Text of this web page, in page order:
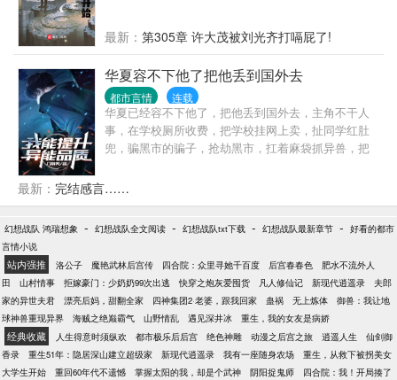
的朋友请绕行。谢谢。
最新： 第305章 许大茂被刘光齐打嗝屁了!
华夏容不下他了把他丢到国外去
都市言情 连载
华夏已经容不下他了，把他丢到国外去，主角不干人
事，在学校厕所收费，把学校挂网上卖，扯同学红肚
兜，骗黑市的骗子，抢劫黑市，扛着麻袋抓异兽，把
最新： 完结感言……
幻想战队 鸿瑞想象 - 幻想战队全文阅读 - 幻想战队txt下载 - 幻想战队最新章节 - 好看的都市
言情小说
站内强推 洛公子 魔艳武林后宫传 四合院：众里寻她千百度 后宫春春色
肥水不流外人
田
山村情事 拒嫁豪门：少奶奶99次出逃 快穿之炮灰爱囤货 凡人修仙记 新现代逍遥录
夫郎
家的异世夫君
漂亮后妈，甜翻全家 四神集团2·老婆，跟我回家 蛊祸 无上炼体
御兽：我让地
球神兽重现异界
海贼之绝巅霸气 山野情乱 遇见深井冰 重生，我的女友是病娇
经典收藏 人生得意时须纵欢 都市极乐后后宫 绝色神雕 动漫之后宫之旅 逍遥人生
仙剑御
香录
重生51年：隐居深山建立超级家 新现代逍遥录 我有一座随身农场
重生，从救下被拐美女
大学生开始
重回60年代不遗憾 掌握太阳的我，却是个武神 阴阳捉鬼师
四合院：我！开局揍了